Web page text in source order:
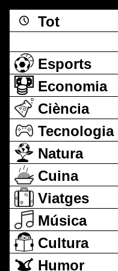
Tot
Esports
Economia
Ciència
Tecnologia
Natura
Cuina
Viatges
Música
Cultura
Humor